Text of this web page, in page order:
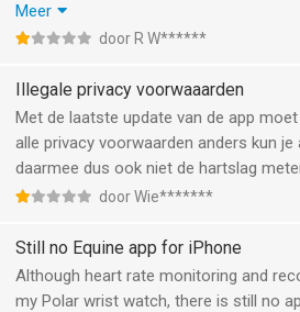
(ab)use my privacy details that I can
agreeing and the other option is to
This is outrageous and I doubt it is legal.
Meer
door R W******
Illegale privacy voorwaaarden
Met de laatste update van de app
alle privacy voorwaarden anders kun je
daarmee dus ook niet de hartslag
door Wie*******
Still no Equine app for iPhone
Although heart rate monitoring and
my Polar wrist watch, there is still no